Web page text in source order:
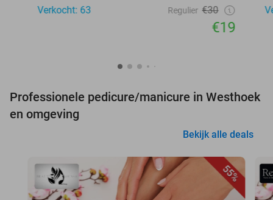
Verkocht: 63
Regulier €30
€19
Professionele pedicure/manicure in Westhoek
en omgeving
Bekijk alle deals
55%